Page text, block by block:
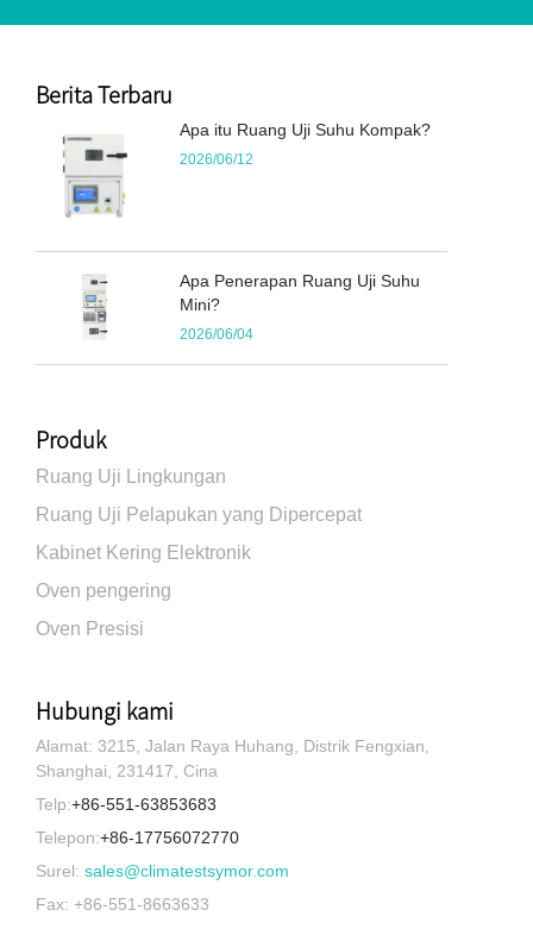
Berita Terbaru
Apa itu Ruang Uji Suhu Kompak?
2026/06/12
Apa Penerapan Ruang Uji Suhu
Mini?
2026/06/04
Produk
Ruang Uji Lingkungan
Ruang Uji Pelapukan yang Dipercepat
Kabinet Kering Elektronik
Oven pengering
Oven Presisi
Hubungi kami
Alamat: 3215, Jalan Raya Huhang, Distrik Fengxian,
Shanghai, 231417, Cina
Telp:+86-551-63853683
Telepon:+86-17756072770
Surel: sales@climatestsymor.com
Fax: +86-551-8663633